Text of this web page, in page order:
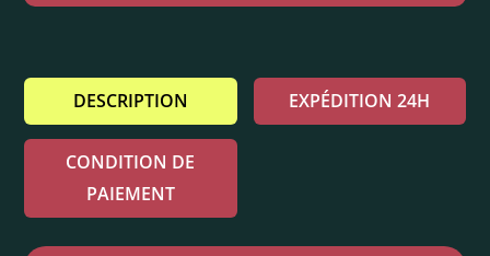
DESCRIPTION EXPÉDITION 24H
CONDITION DE
PAIEMENT